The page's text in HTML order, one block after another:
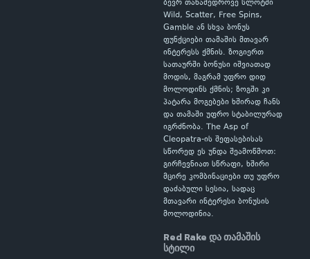
ბევრ თანამედროვე სლოტში
Wild, Scatter, Free Spins,
Gamble ან სხვა ბონუს
ფუნქციები თამაშის მთავარ
ინტერესს ქმნის. ზოგიერთ
სათაურში ბონუსი იშვიათად
მოდის, მაგრამ უფრო დიდ
მოლოდინს ქმნის; ზოგში კი
პატარა მოგებები ხშირად ჩანს
და თამაში უფრო სტაბილურად
იგრძნობა. The Asp of
Cleopatra-ის შეფასებისას
სწორედ ეს უნდა შეამოწმოთ:
გირჩევნიათ სწრაფი, ხშირი
მცირე კომბინაციები თუ უფრო
დაძაბული სესია, სადაც
მთავარი ინტერესი ბონუსის
მოლოდინია.
Red Rake და თამაშის
სტილი